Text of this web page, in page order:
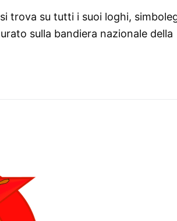
trova su tutti i suoi loghi,
sulla bandiera nazionale della